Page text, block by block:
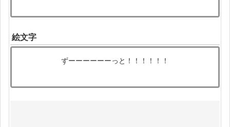
絵文字
ずーーーーーーっと！！！！！！